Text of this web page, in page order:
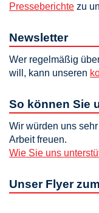
Presseberichte zu
Newsletter
Wer regelmäßig
will, kann unseren
So können Sie
Wir würden uns
Arbeit freuen.
Wie Sie uns
Unser Flyer